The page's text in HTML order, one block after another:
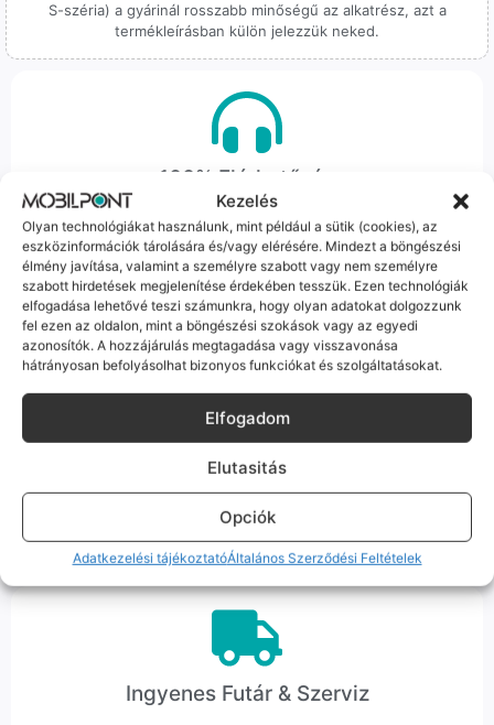
Kezelés
Olyan technológiákat használunk, mint például a sütik (cookies), az
eszközinformációk tárolására és/vagy elérésére. Mindezt a böngészési
élmény javítása, valamint a személyre szabott vagy nem személyre
szabott hirdetések megjelenítése érdekében tesszük. Ezen technológiák
elfogadása lehetővé teszi számunkra, hogy olyan adatokat dolgozzunk
fel ezen az oldalon, mint a böngészési szokások vagy az egyedi
azonosítók. A hozzájárulás megtagadása vagy visszavonása
hátrányosan befolyásolhat bizonyos funkciókat és szolgáltatásokat.
Elfogadom
Elutasitás
Opciók
Adatkezelési tájékoztatóÁltalános Szerződési Feltételek
S-széria) a gyárinál rosszabb minőségű az alkatrész, azt a
termékleírásban külön jelezzük neked.
100% Elérhetőség
Sok éve a szegedi piac meghatározó szereplői vagyunk.
Nem egy arctalan webshop vagyunk: ha kérdésed van, élő
ember veszi fel a telefont, és személyesen is megtalálsz
minket Szegeden.
Korrekt Ügyintézés
Hibázni emberi dolog, de a felelősségvállalás nálunk alap.
hanem megoldást. Szakértő kollégáink azonnal kézbe
veszik az ügyedet.
Ingyenes Futár & Szerviz